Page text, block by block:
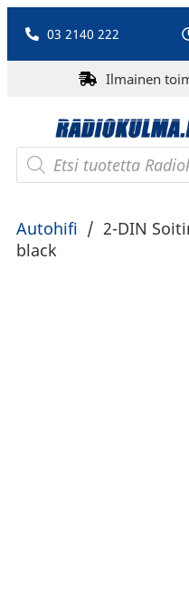
03 2140 222
Ilmainen
Autohifi / 2-DIN
black